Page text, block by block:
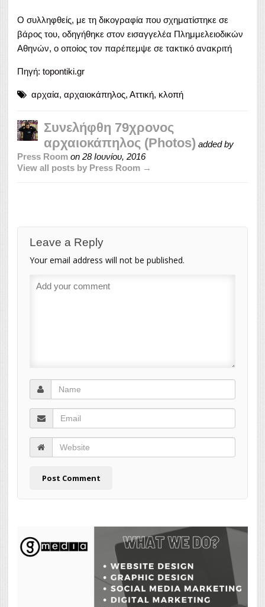
Ο συλληφθείς, με τη δικογραφία που σχηματίστηκε σε
βάρος του, οδηγήθηκε στον εισαγγελέα Πλημμελειοδικών
Αθηνών, ο οποίος τον παρέπεμψε σε τακτικό ανακριτή
Πηγή: topontiki.gr
αρχαία, αρχαιοκάπηλος, Αττική, κλοπή
Συνελήφθη 79χρονος
αρχαιοκάπηλος (Photos) added by
Press Room on 28 Ιουνίου, 2016
View all posts by Press Room →
Leave a Reply
Your email address will not be published.